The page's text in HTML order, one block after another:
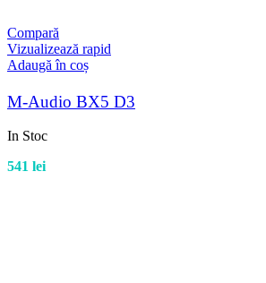
Compară
Vizualizează rapid
Adaugă în coș
M-Audio BX5 D3
In Stoc
541 lei